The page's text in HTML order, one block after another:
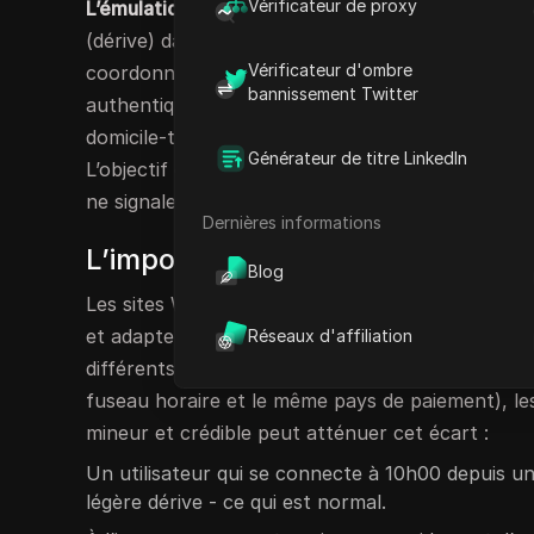
Vérificateur de proxy
Vérificateur d'ombre
bannissement Twitter
Générateur de titre LinkedIn
Dernières informations
Blog
Réseaux d'affiliation
L’émulation de dérive de géolocalisation
fait
(dérive) dans l’emplacement géographique
coordonnées GPS statiques pour chaque
authentiques et des variations de localisation
domicile-travail, les transitions Wi-Fi, les
L’objectif est de créer un récit de localisation
ne signalent pas le profil comme suspect.
L’importance des contrôles de
Les sites Web utilisent la géolocalisation pour
et adapter le contenu aux utilisateurs.
différents tout en conservant des
fuseau horaire et le même pays de paiement),
mineur et crédible peut atténuer cet écart :
Un utilisateur qui se connecte à 10h00 depuis
légère dérive - ce qui est normal.